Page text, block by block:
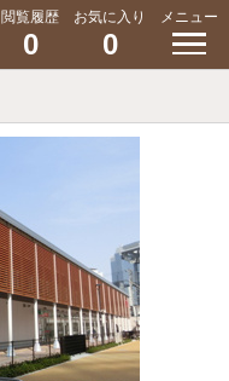
閲覧履歴
0
お気に入り
0
メニュー